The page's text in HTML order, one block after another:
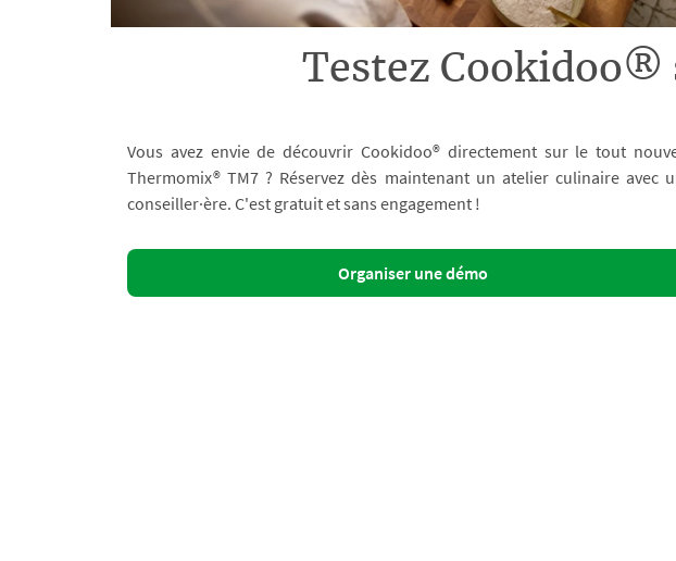
Testez
Vous avez envie de découvrir Cookidoo® directement sur le tout
Thermomix® TM7 ? Réservez dès maintenant un atelier culinaire avec
conseiller·ère. C'est gratuit et sans engagement !
Organiser une démo